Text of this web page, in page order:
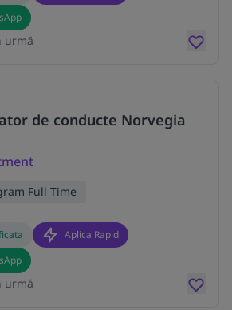
urmă
de conducte Norvegia
Full Time
Aplica Rapid
urmă